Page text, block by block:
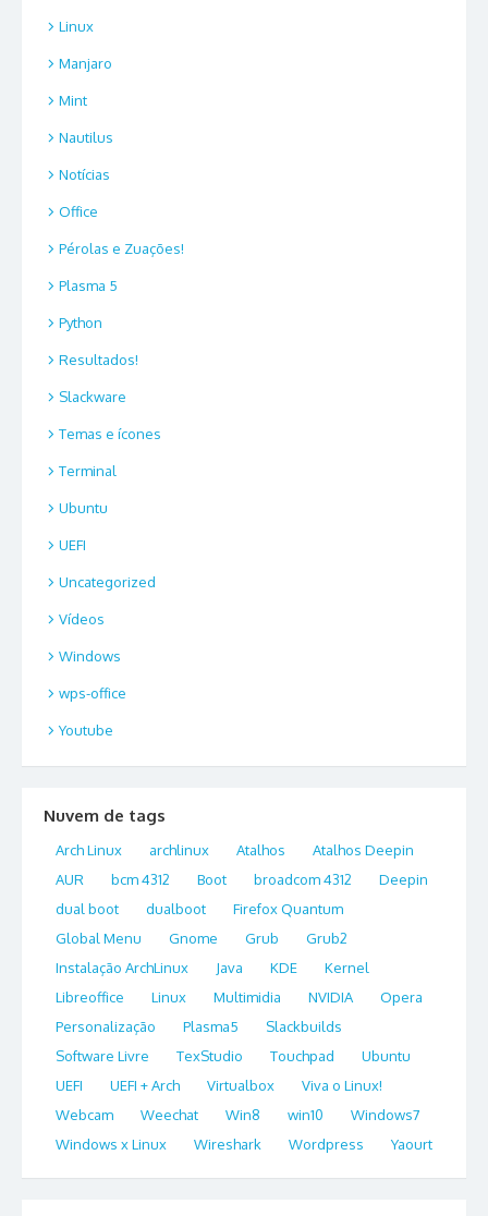
Linux
Manjaro
Mint
Nautilus
Notícias
Office
Pérolas e Zuações!
Plasma 5
Python
Resultados!
Slackware
Temas e ícones
Terminal
Ubuntu
UEFI
Uncategorized
Vídeos
Windows
wps-office
Youtube
Nuvem de tags
Arch Linux archlinux Atalhos
Atalhos Deepin
AUR
bcm 4312 Boot broadcom 4312
Deepin
dual boot
dualboot
Firefox Quantum
Global Menu
Gnome Grub
Grub2
Instalação ArchLinux
Java KDE
Kernel
Libreoffice
Linux Multimidia NVIDIA
Opera
Personalização
Plasma5
Slackbuilds
Software Livre
TexStudio Touchpad
Ubuntu
UEFI
UEFI + Arch Virtualbox
Viva o Linux!
Webcam
Weechat Win8 win10
Windows7
Windows x Linux
Wireshark Wordpress Yaourt